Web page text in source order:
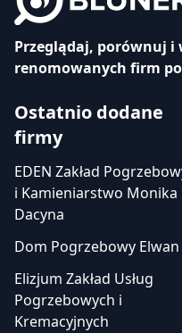
Przeglądaj, porównuj i
renomowanych firm
Ostatnio dodane
firmy
EDEN Zakład
i Kamieniarstwo Monika
Dacyna
Dom Pogrzebowy Elwan
Elizjum Zakład Usług
Pogrzebowych i
Kremacyjnych